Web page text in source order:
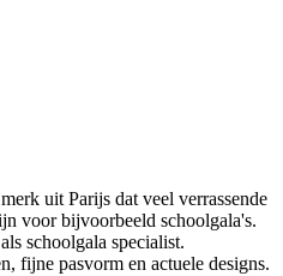
uit Parijs dat veel verrassende
voor bijvoorbeeld schoolgala's.
schoolgala specialist.
fijne pasvorm en actuele designs.